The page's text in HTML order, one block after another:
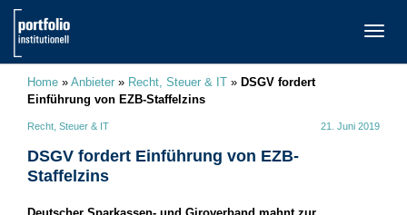
Home » Anbieter » Recht, Steuer & IT » DSGV fordert
Einführung von EZB-Staffelzins
Recht, Steuer & IT 21. Juni 2019
DSGV fordert Einführung von EZB-
Staffelzins